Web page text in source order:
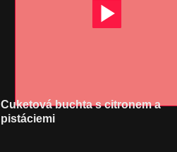
Cuketová buchta s citronem a
pistáciemi